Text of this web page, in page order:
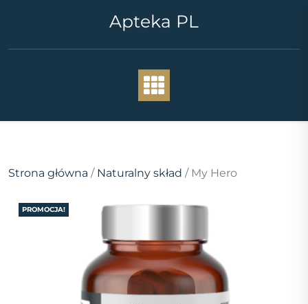
Apteka PL
Strona główna / Naturalny skład / My Hero
PROMOCJA!